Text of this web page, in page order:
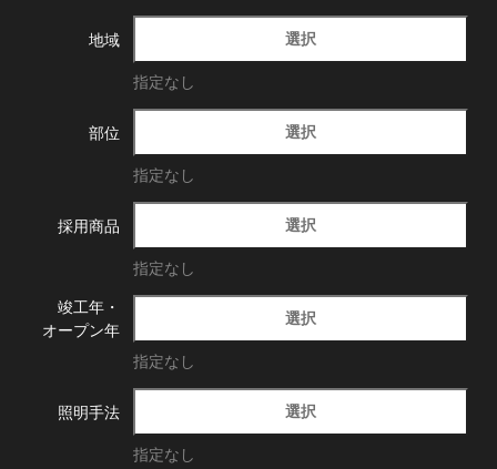
地域 選択
指定なし
部位 選択
指定なし
採用商品 選択
指定なし
竣工年・
オープン年
選択
指定なし
照明手法 選択
指定なし